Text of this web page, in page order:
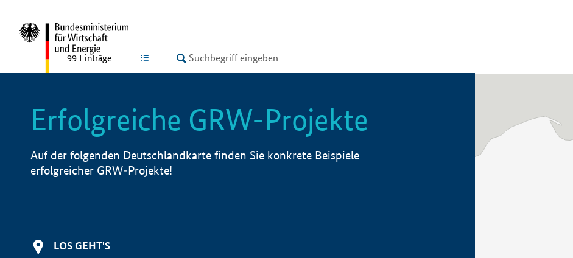
LISTE
99 Einträge
Erfolgreiche GRW-Projekte
Auf der folgenden Deutschlandkarte finden Sie konkrete Beispiele
erfolgreicher GRW-Projekte!
LOS GEHT'S